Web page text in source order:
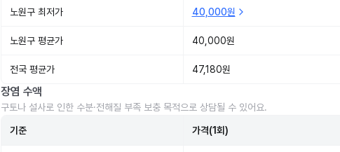
노원구 최저가 40,000원
노원구 평균가 40,000원
전국 평균가 47,180원
장염 수액
구토나 설사로 인한 수분·전해질 부족 보충 목적으로 상담될 수 있어요.
기준 가격(1회)